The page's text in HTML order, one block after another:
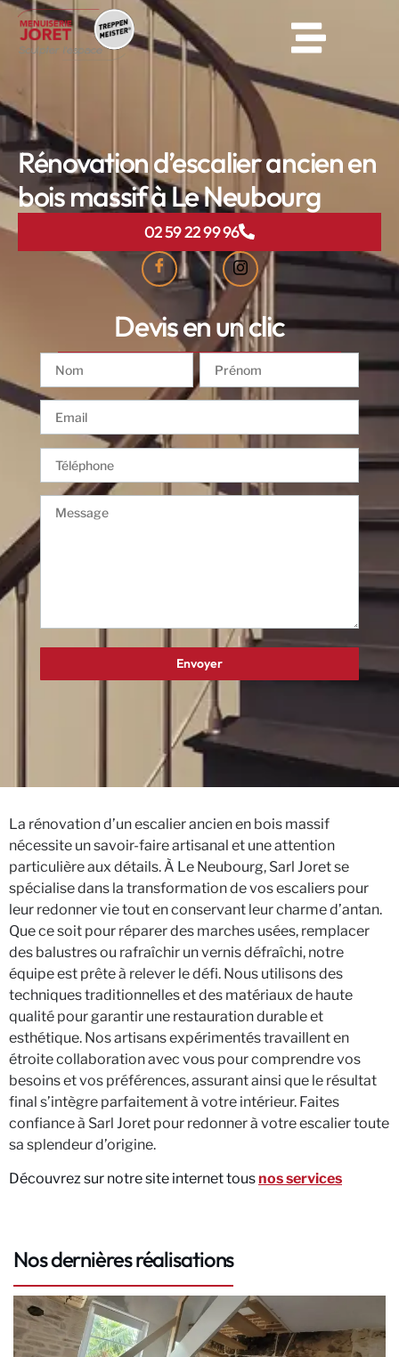
Rénovation d’escalier ancien en
bois massif à Le Neubourg
02 59 22 99 96
Devis en un clic
La rénovation d’un escalier ancien en bois massif
nécessite un savoir-faire artisanal et une attention
particulière aux détails. À Le Neubourg, Sarl Joret se
spécialise dans la transformation de vos escaliers pour
leur redonner vie tout en conservant leur charme d’antan.
Que ce soit pour réparer des marches usées, remplacer
des balustres ou rafraîchir un vernis défraîchi, notre
équipe est prête à relever le défi. Nous utilisons des
techniques traditionnelles et des matériaux de haute
qualité pour garantir une restauration durable et
esthétique. Nos artisans expérimentés travaillent en
étroite collaboration avec vous pour comprendre vos
besoins et vos préférences, assurant ainsi que le résultat
final s’intègre parfaitement à votre intérieur. Faites
confiance à Sarl Joret pour redonner à votre escalier toute
sa splendeur d’origine.
Découvrez sur notre site internet tousnos services
Nos dernières réalisations